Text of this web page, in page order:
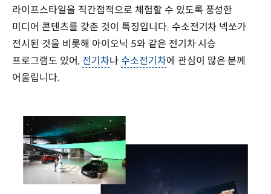
라이프스타일을 직간접적으로 체험할 수 있도록 풍성한
미디어 콘텐츠를 갖춘 것이 특징입니다. 수소전기차 넥쏘가
전시된 것을 비롯해 아이오닉 5와 같은 전기차 시승
프로그램도 있어, 전기차나수소전기차에 관심이 많은 분께
어울립니다.